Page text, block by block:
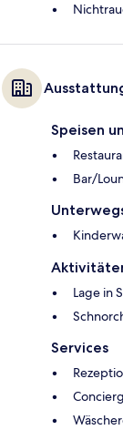
Speisen
Bar/
Lage in
Services